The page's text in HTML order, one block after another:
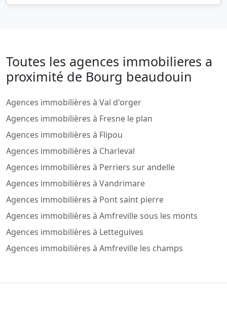
Toutes les agences immobilieres a
proximité de Bourg beaudouin
Agences immobilières à Val d'orger
Agences immobilières à Fresne le plan
Agences immobilières à Flipou
Agences immobilières à Charleval
Agences immobilières à Perriers sur andelle
Agences immobilières à Vandrimare
Agences immobilières à Pont saint pierre
Agences immobilières à Amfreville sous les monts
Agences immobilières à Letteguives
Agences immobilières à Amfreville les champs